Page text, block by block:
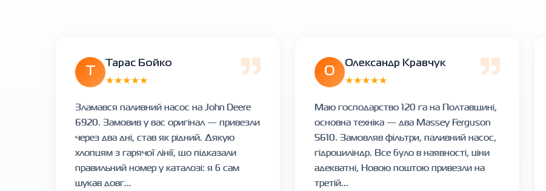
Тарас Бойко
★★★★★
Зламався паливний насос на John Deere
6920. Замовив у вас оригінал — привезли
через два дні, став як рідний. Дякую
хлопцям з гарячої лінії, що підказали
правильний номер у каталозі: я б сам
шукав довг...
О
Олександр Кравчук
★★★★★
Маю господарство 120 га на Полтавщині,
основна техніка — два Massey Ferguson
5610. Замовляв фільтри, паливний насос,
гідроциліндр. Все було в наявності, ціни
адекватні, Новою поштою привезли на
третій...